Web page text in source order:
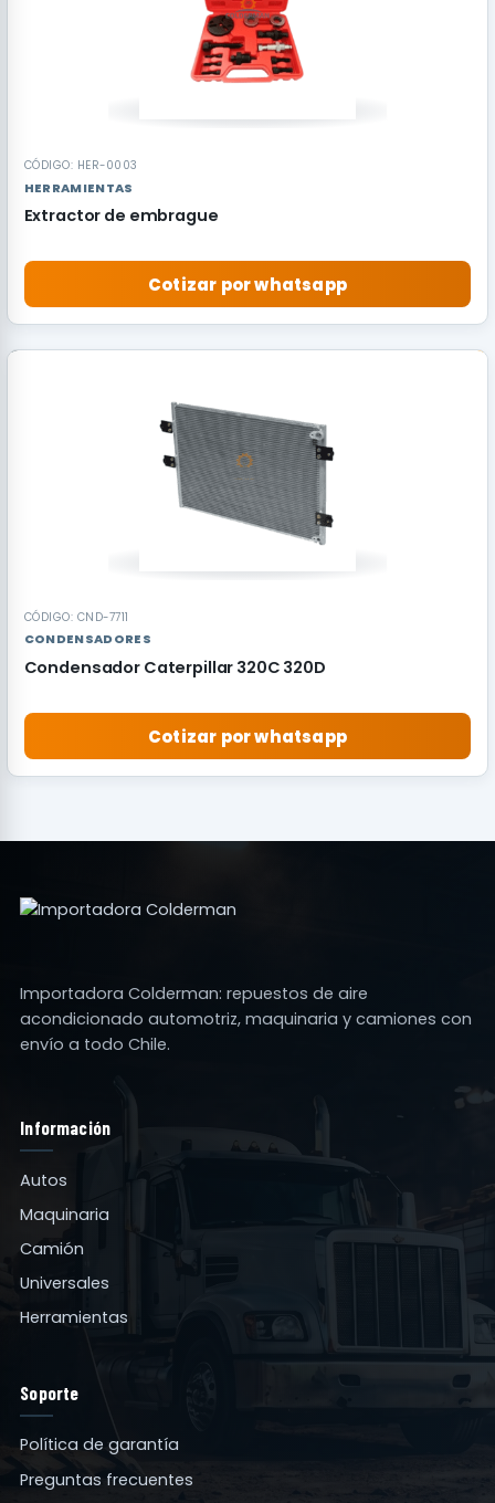
CÓDIGO: HER-0003
HERRAMIENTAS
Extractor de embrague
Cotizar por whatsapp
CÓDIGO: CND-7711
CONDENSADORES
Condensador Caterpillar 320C 320D
Cotizar por whatsapp
Importadora Colderman: repuestos de aire
acondicionado automotriz, maquinaria y camiones con
envío a todo Chile.
Información
Autos
Maquinaria
Camión
Universales
Herramientas
Soporte
Política de garantía
Preguntas frecuentes